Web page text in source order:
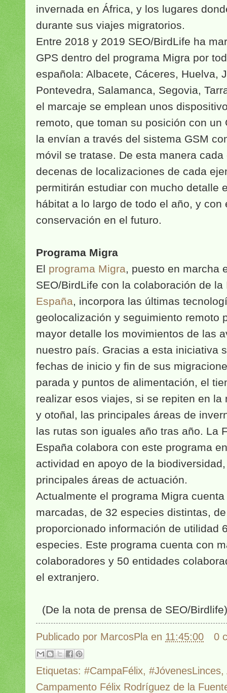
invernada en África, y los lugares
durante sus viajes migratorios.
Entre 2018 y 2019 SEO/BirdLife ha
GPS dentro del programa Migra por
española: Albacete, Cáceres, Huelva,
Pontevedra, Salamanca, Segovia,
el marcaje se emplean unos
remoto, que toman su posición con un
la envían a través del sistema GSM
móvil se tratase. De esta manera
decenas de localizaciones de cada
permitirán estudiar con mucho detalle
hábitat a lo largo de todo el año, y con
conservación en el futuro.
Programa Migra
El programa Migra, puesto en marcha
SEO/BirdLife con la colaboración de la
España, incorpora las últimas
geolocalización y seguimiento remoto
mayor detalle los movimientos de las
nuestro país. Gracias a esta iniciativa
fechas de inicio y fin de sus
parada y puntos de alimentación, el
realizar esos viajes, si se repiten en la
y otoñal, las principales áreas de
las rutas son iguales año tras año. La
España colabora con este programa
actividad en apoyo de la
principales áreas de actuación.
Actualmente el programa Migra
marcadas, de 32 especies distintas,
proporcionado información de utilidad
especies. Este programa cuenta con
colaboradores y 50 entidades
el extranjero.
(De la nota de prensa de SEO/Birdlife)
Publicado por MarcosPla en 11:45:00 0
Etiquetas: #CampaFélix, #JóvenesLinces,
Campamento Félix Rodríguez de la